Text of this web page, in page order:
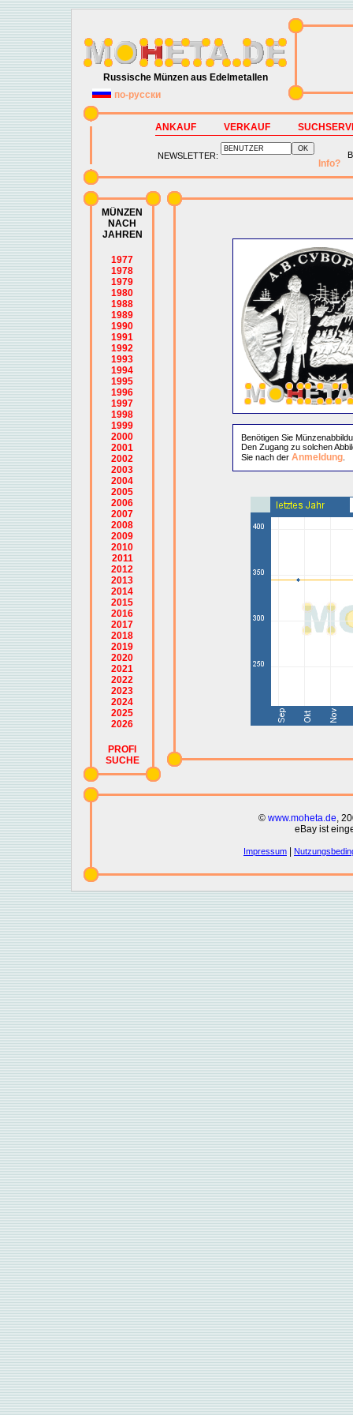
Russische Münzen aus Edelmetallen
по-русски
ANKAUF VERKAUF
NEWSLETTER:
Info?
MÜNZEN
NACH
JAHREN
1977
1978
1979
1980
1988
1989
1990
1991
1992
1993
1994
1995
1996
1997
1998
1999
2000
2001
2002
2003
2004
2005
2006
2007
2008
2009
2010
2011
2012
2013
2014
2015
2016
2017
2018
2019
2020
2021
2022
2023
2024
2025
2026
PROFI
SUCHE
Benötigen Sie
Den Zugang zu solchen
Sie nach der Anmeldung.
© www.moheta.de,
eBay ist
Impressum